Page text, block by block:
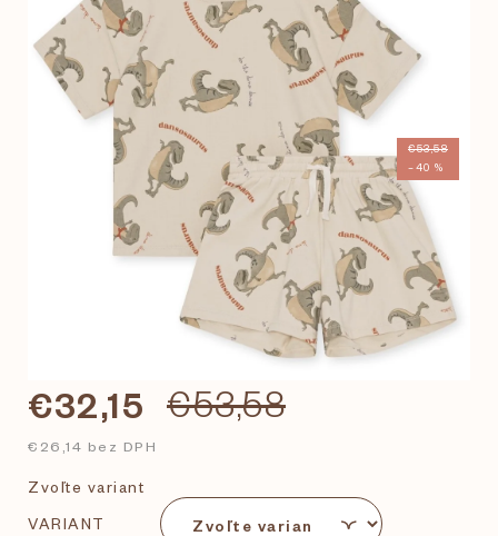
€53,58
–40 %
€53,58
€32,15
€26,14 bez DPH
Zvoľte variant
VARIANT